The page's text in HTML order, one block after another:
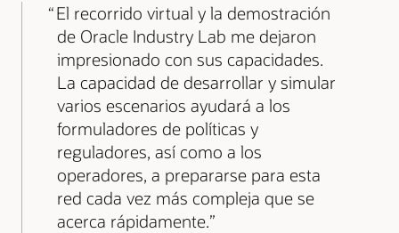
El recorrido virtual y la demostración
de Oracle Industry Lab me dejaron
impresionado con sus capacidades.
La capacidad de desarrollar y simular
varios escenarios ayudará a los
formuladores de políticas y
reguladores, así como a los
operadores, a prepararse para esta
red cada vez más compleja que se
acerca rápidamente.